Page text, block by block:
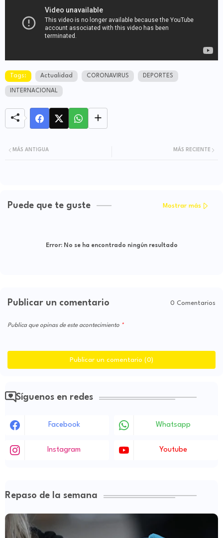
Tags: Actualidad CORONAVIRUS DEPORTES
INTERNACIONAL
MÁS RECIENTE
MÁS ANTIGUA
Puede que te guste Mostrar más
Error:No se ha encontrado ningún resultado
Publicar un comentario 0 Comentarios
Publica que opinas de este acontecimiento
Publicar un comentario (0)
Síguenos en redes
Facebook Whatsapp
Instagram Youtube
Repaso de la semana